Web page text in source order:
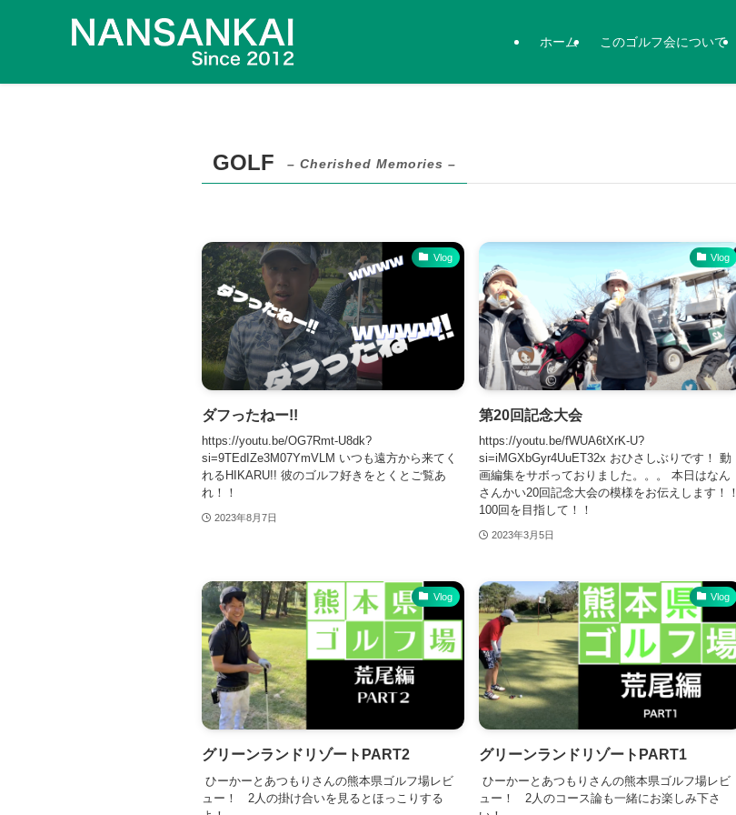
ホーム このゴルフ会について
GOLF – Cherished Memories –
Vlog
ダフったねー!!
https://youtu.be/OG7Rmt-U8dk?
si=9TEdIZe3M07YmVLM いつも遠方から来てく
れるHIKARU!! 彼のゴルフ好きをとくとご覧あ
れ！！
2023年8月7日
Vlog
第20回記念大会
https://youtu.be/fWUA6tXrK-U?
si=iMGXbGyr4UuET32x おひさしぶりです！ 動
画編集をサボっておりました。。。 本日はなん
さんかい20回記念大会の模様をお伝えします！！
100回を目指して！！
2023年3月5日
Vlog
グリーンランドリゾートPART2
ひーかーとあつもりさんの熊本県ゴルフ場レビ
ュー！ 2人の掛け合いを見るとほっこりする
Vlog
グリーンランドリゾートPART1
ひーかーとあつもりさんの熊本県ゴルフ場レビ
ュー！ 2人のコース論も一緒にお楽しみ下さ